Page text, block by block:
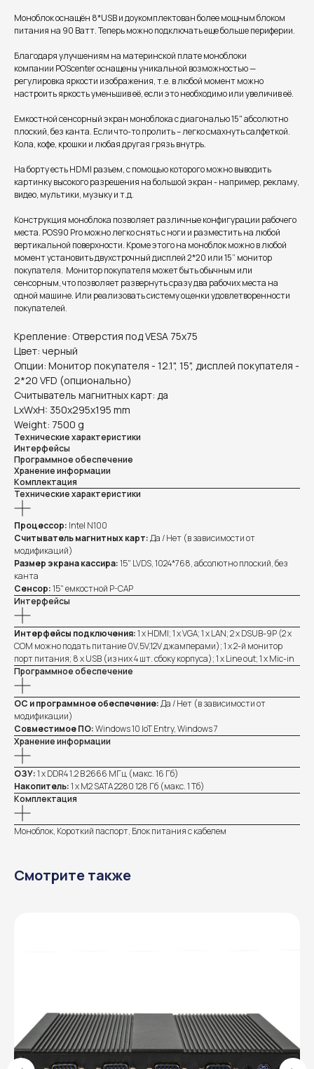
Моноблок оснащён 8*USB и доукомплектован более мощным блоком
питания на 90 Ватт. Теперь можно подключать еще больше периферии.
Благодаря улучшениям на материнской плате моноблоки
компании POScenter оснащены уникальной возможностью —
регулировка яркости изображения, т.е. в любой момент можно
настроить яркость уменьшив её, если это необходимо или увеличив её.
Емкостной сенсорный экран моноблока c диагональю 15" абсолютно
плоский, без канта. Если что-то пролить – легко смахнуть салфеткой.
Кола, кофе, крошки и любая другая грязь внутрь.
На борту есть HDMI разъем, с помощью которого можно выводить
картинку высокого разрешения на большой экран - например, рекламу,
видео, мультики, музыку и т.д.
Конструкция моноблока позволяет различные конфигурации рабочего
места. POS90 Pro можно легко снять с ноги и разместить на любой
вертикальной поверхности. Кроме этого на моноблок можно в любой
момент установить двухстрочный дисплей 2*20 или 15” монитор
покупателя. Монитор покупателя может быть обычным или
сенсорным, что позволяет развернуть сразу два рабочих места на
одной машине. Или реализовать систему оценки удовлетворенности
покупателей.
Крепление: Отверстия под VESA 75x75
Цвет: черный
Опции: Монитор покупателя - 12.1", 15", дисплей покупателя -
2*20 VFD (опционально)
Считыватель магнитных карт: да
LxWxH: 350x295x195 mm
Weight: 7500 g
Технические характеристики
Интерфейсы
Программное обеспечение
Хранение информации
Комплектация
Технические характеристики
Процессор: Intel N100
Считыватель магнитных карт:Да / Нет (в зависимости от
модификаций)
Размер экрана кассира:15" LVDS, 1024*768, абсолютно плоский, без
канта
Сенсор:15" емкостной P-CAP
Интерфейсы
Интерфейсы подключения:1 x HDMI; 1 x VGA; 1 x LAN; 2 x DSUB-9P (2 x
COM можно подать питание 0V,5V,12V джамперами); 1 x 2-й монитор
порт питания; 8 x USB (из них 4 шт. сбоку корпуса); 1 x Line out; 1 x Mic-in
Программное обеспечение
ОС и программное обеспечение:Да / Нет (в зависимости от
модификации)
Совместимое ПО:Windows 10 IoT Entry, Windows 7
Хранение информации
ОЗУ:1 х DDR4 1.2 В 2666 МГц (макс. 16 Гб)
Накопитель:1 х M2 SATA 2280 128 Гб (макс. 1 Тб)
Комплектация
Моноблок, Короткий паспорт, Блок питания с кабелем
Смотрите также